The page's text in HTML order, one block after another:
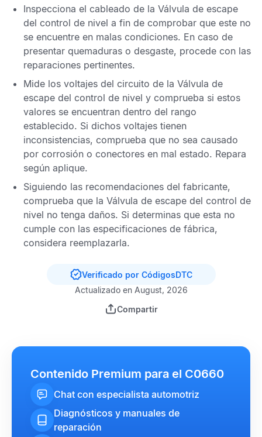
Inspecciona el cableado de la Válvula de escape
del control de nivel a fin de comprobar que este no
se encuentre en malas condiciones. En caso de
presentar quemaduras o desgaste, procede con las
reparaciones pertinentes.
Mide los voltajes del circuito de la Válvula de
escape del control de nivel y comprueba si estos
valores se encuentran dentro del rango
establecido. Si dichos voltajes tienen
inconsistencias, comprueba que no sea causado
por corrosión o conectores en mal estado. Repara
según aplique.
Siguiendo las recomendaciones del fabricante,
comprueba que la Válvula de escape del control de
nivel no tenga daños. Si determinas que esta no
cumple con las especificaciones de fábrica,
considera reemplazarla.
Verificado por CódigosDTC
Actualizado en August, 2026
Compartir
Contenido Premium para el C0660
Chat con especialista automotriz
Diagnósticos y manuales de
reparación